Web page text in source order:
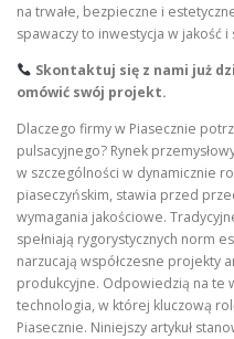
na trwałe, bezpieczne i
spawaczy to inwestycja w jakość i
Skontaktuj się z nami już
omówić swój projekt.
Dlaczego firmy w Piasecznie
pulsacyjnego? Rynek
w szczególności w dynamicznie
piaseczyńskim, stawia przed
wymagania jakościowe.
spełniają rygorystycznych norm
narzucają współczesne projekty
produkcyjne. Odpowiedzią na te
technologia, w której kluczową
Piasecznie. Niniejszy artykuł